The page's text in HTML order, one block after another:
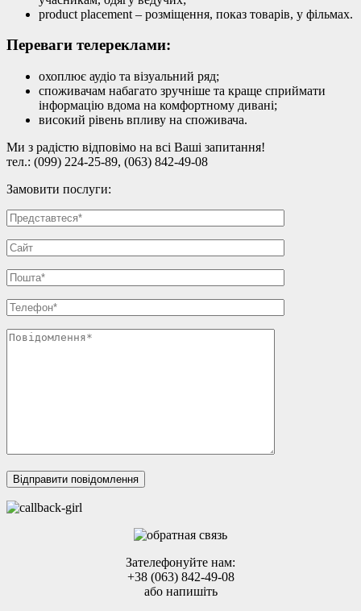
product placement – розміщення, показ товарів, у фільмах.
Переваги телереклами:
охоплює аудіо та візуальний ряд;
споживачам набагато зручніше та краще сприймати
інформацію вдома на комфортному дивані;
високий рівень впливу на споживача.
Ми з радістю відповімо на всі Ваші запитання!
тел.: (099) 224-25-89, (063) 842-49-08
Замовити послуги:
Зателефонуйте нам:
+38 (063) 842-49-08
або напишіть